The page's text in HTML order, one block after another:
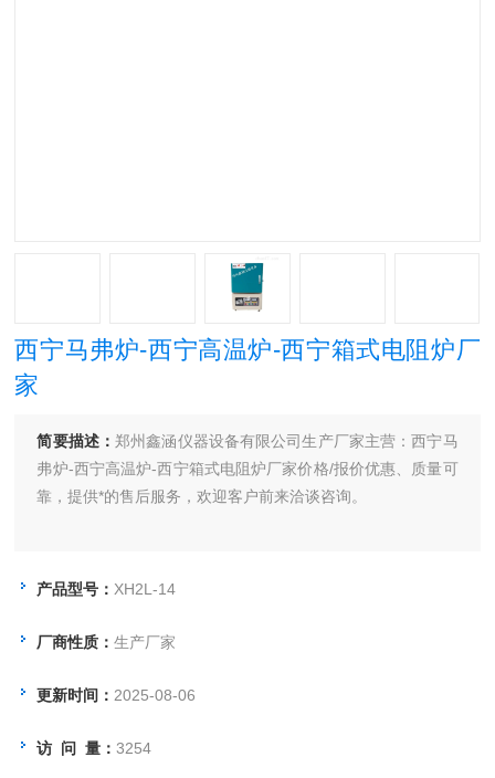
西宁马弗炉-西宁高温炉-西宁箱式电阻炉厂
家
简要描述：郑州鑫涵仪器设备有限公司生产厂家主营：西宁马
弗炉-西宁高温炉-西宁箱式电阻炉厂家价格/报价优惠、质量可
靠，提供*的售后服务，欢迎客户前来洽谈咨询。
产品型号： XH2L-14
厂商性质：生产厂家
更新时间： 2025-08-06
访 问 量：3254